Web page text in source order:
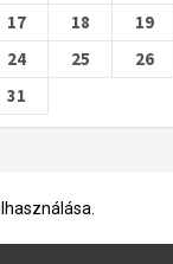
17
18 19
24
25 26
31